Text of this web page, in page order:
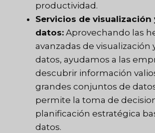
productividad.
Servicios de visualización
datos: Aprovechando las
avanzadas de visualización
datos, ayudamos a las
descubrir información
grandes conjuntos de
permite la toma de
planificación estratégica
datos.